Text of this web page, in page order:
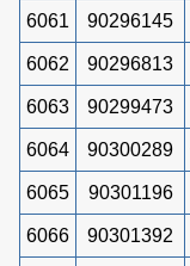
6061 90296145
6062 90296813
6063 90299473
6064 90300289
6065 90301196
6066 90301392